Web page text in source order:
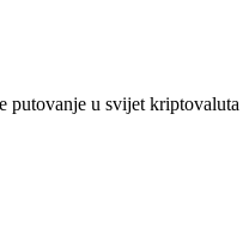
putovanje u svijet kriptovaluta